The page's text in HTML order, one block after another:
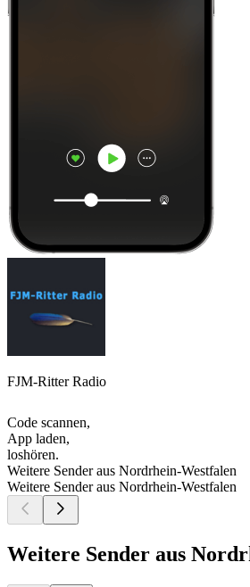
FJM-Ritter Radio
Code scannen,
App laden,
loshören.
Weitere Sender aus Nordrhein-Westfalen
Weitere Sender aus Nordrhein-Westfalen
Weitere Sender aus